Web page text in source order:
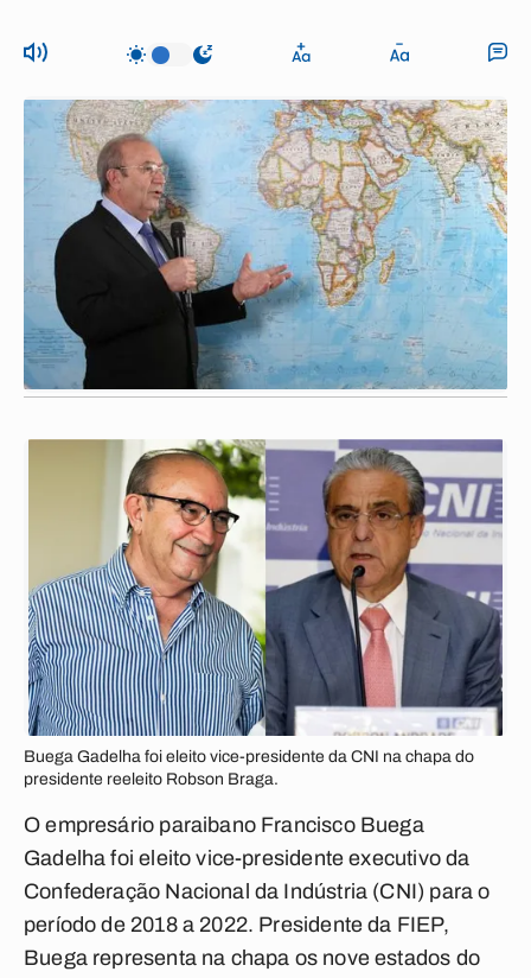
Buega Gadelha foi eleito vice-presidente da CNI na chapa do
presidente reeleito Robson Braga.
O empresário paraibano Francisco Buega
Gadelha foi eleito vice-presidente executivo da
Confederação Nacional da Indústria (CNI) para o
período de 2018 a 2022. Presidente da FIEP,
Buega representa na chapa os nove estados do